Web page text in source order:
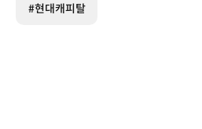
#현대캐피탈